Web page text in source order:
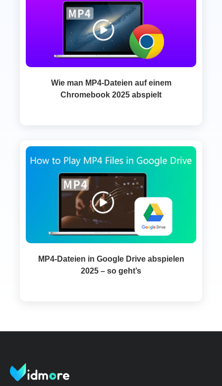
Wie man MP4‑Dateien auf einem
Chromebook 2025 abspielt
MP4-Dateien in Google Drive abspielen
2025 – so geht’s